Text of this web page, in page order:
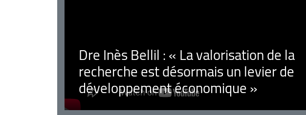
Dre Inès Bellil : « La valorisation de la
recherche est désormais un levier de
développement économique »